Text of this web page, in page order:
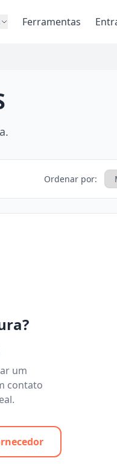
Ferramentas
Ordenar por:
um
contato